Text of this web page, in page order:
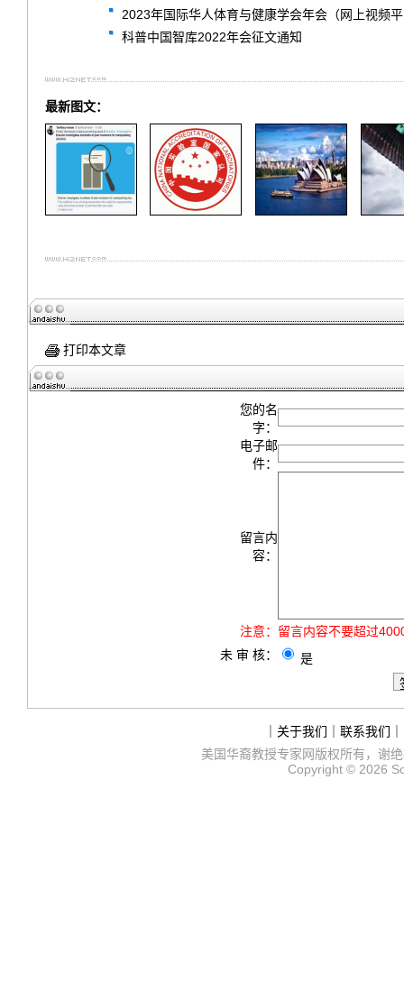
2023年国际华人体育与健康学会年会（网上视频
科普中国智库2022年会征文通知
最新图文：
打印本文章
您的名
字：
电子邮
件：
留言内
容：
注意： 留言内容不要超过
未 审 核：
是
关于我们 联系我们
美国华裔教授专家网版权所有，谢
Copyright © 2026